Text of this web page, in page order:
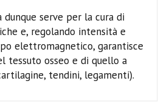
serve per la cura di
e, regolando intensità e
elettromagnetico, garantisce
tessuto osseo e di quello a
tendini, legamenti).